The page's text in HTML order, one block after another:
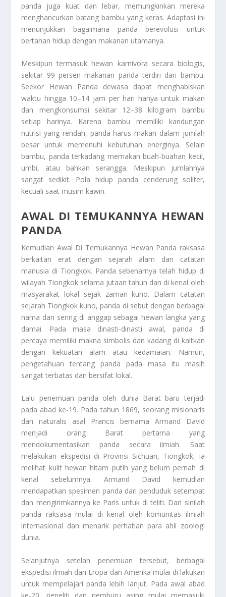
panda juga kuat dan lebar, memungkinkan mereka
menghancurkan batang bambu yang keras. Adaptasi ini
menunjukkan bagaimana panda berevolusi untuk
bertahan hidup dengan makanan utamanya.
Meskipun termasuk hewan karnivora secara biologis,
sekitar 99 persen makanan panda terdiri dari bambu.
Seekor
Hewan Panda dewasa dapat menghabiskan
waktu hingga 10–14 jam per hari hanya untuk makan
dan mengkonsumsi sekitar 12–38 kilogram bambu
setiap harinya. Karena bambu memiliki kandungan
nutrisi yang rendah, panda harus makan dalam jumlah
besar untuk memenuhi kebutuhan energinya. Selain
bambu, panda terkadang memakan buah-buahan kecil,
umbi, atau bahkan serangga. Meskipun jumlahnya
sangat sedikit. Pola hidup panda cenderung soliter,
kecuali saat musim kawin.
AWAL DI TEMUKANNYA HEWAN
PANDA
Kemudian Awal Di Temukannya Hewan Panda raksasa
berkaitan erat dengan sejarah alam dan catatan
manusia di Tiongkok. Panda sebenarnya telah hidup di
wilayah Tiongkok selama jutaan tahun dan di kenal oleh
masyarakat lokal sejak zaman kuno. Dalam catatan
sejarah Tiongkok kuno, panda di sebut dengan berbagai
nama dan sering di anggap sebagai hewan langka yang
damai. Pada masa dinasti-dinasti awal, panda di
percaya memiliki makna simbolis dan kadang di kaitkan
dengan kekuatan alam atau kedamaian. Namun,
pengetahuan tentang panda pada masa itu masih
sangat terbatas dan bersifat lokal.
Lalu penemuan panda oleh dunia Barat baru terjadi
pada abad ke-19. Pada tahun 1869, seorang misionaris
dan naturalis asal Prancis bernama Armand David
menjadi orang Barat pertama yang
mendokumentasikan panda secara ilmiah. Saat
melakukan ekspedisi di Provinsi Sichuan, Tiongkok, ia
melihat kulit hewan hitam putih yang belum pernah di
kenal sebelumnya. Armand David kemudian
mendapatkan spesimen panda dari penduduk setempat
dan mengirimkannya ke Paris untuk di teliti. Dari sinilah
panda raksasa mulai di kenal oleh komunitas ilmiah
internasional dan menarik perhatian para ahli zoologi
dunia.
Selanjutnya setelah penemuan tersebut, berbagai
ekspedisi ilmiah dari Eropa dan Amerika mulai di lakukan
untuk mempelajari panda lebih lanjut. Pada awal abad
ke-20, peneliti dan pemburu asing mulai memasuki